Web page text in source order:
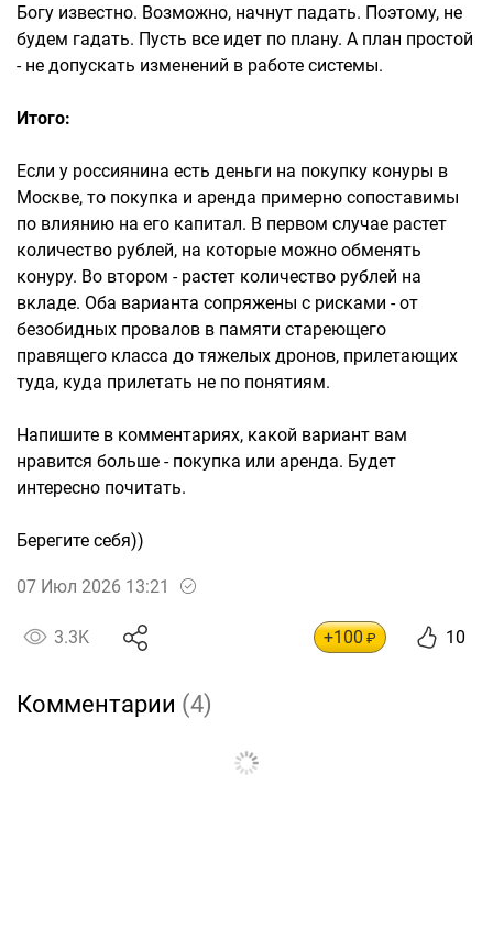
Богу известно. Возможно, начнут падать. Поэтому, не
будем гадать. Пусть все идет по плану. А план простой
- не допускать изменений в работе системы.
Итого:
Если у россиянина есть деньги на покупку конуры в
Москве, то покупка и аренда примерно сопоставимы
по влиянию на его капитал. В первом случае растет
количество рублей, на которые можно обменять
конуру. Во втором - растет количество рублей на
вкладе. Оба варианта сопряжены с рисками - от
безобидных провалов в памяти стареющего
правящего класса до тяжелых дронов, прилетающих
туда, куда прилетать не по понятиям.
Напишите в комментариях, какой вариант вам
нравится больше - покупка или аренда. Будет
интересно почитать.
Берегите себя))
07 Июл 2026 13:21
3.3K +100 ₽ 10
Комментарии (4)